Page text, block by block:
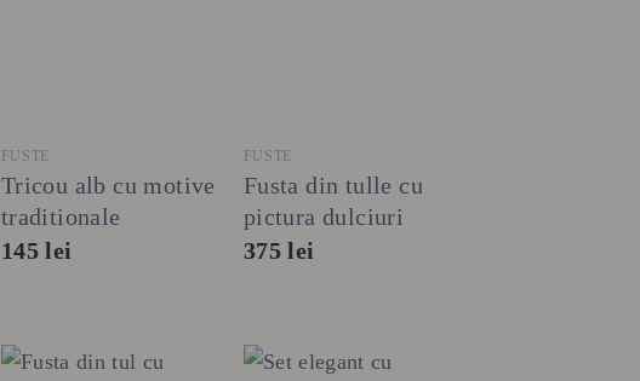
FUSTE
Tricou alb cu motive
traditionale
145lei
FUSTE
Fusta din tulle cu
pictura dulciuri
375lei